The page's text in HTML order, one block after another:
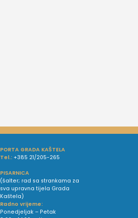
PORTA GRADA KAŠTELA
Tel.: +385 21/205-265
PISARNICA
(šalter; rad sa strankama za
sva upravna tijela Grada
Kaštela)
Radno vrijeme:
Ponedjeljak – Petak